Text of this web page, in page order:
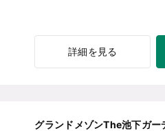
詳細を見る
グランドメゾンThe池下ガー